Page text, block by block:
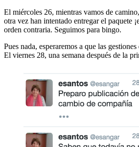
El miércoles 26, mientras vamos de
otra vez han intentado entregar el paquete
orden contraria. Seguimos para bingo.
Pues nada, esperaremos a que las
El viernes 28, una semana después de la